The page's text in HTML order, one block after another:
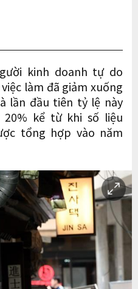
kinh doanh tự do
làm đã giảm xuống
lần đầu tiên tỷ lệ này
20% kể từ khi số liệu
tổng hợp vào năm